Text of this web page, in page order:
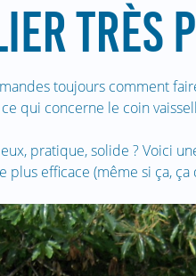
TRÈS
toujours comment
qui concerne le coin
pratique, solide ? Voici
plus efficace (même si ça,